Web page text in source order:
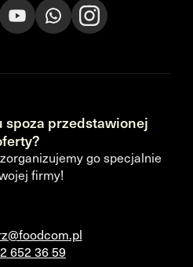
spoza przedstawionej
go specjalnie
firmy!
652 36 59